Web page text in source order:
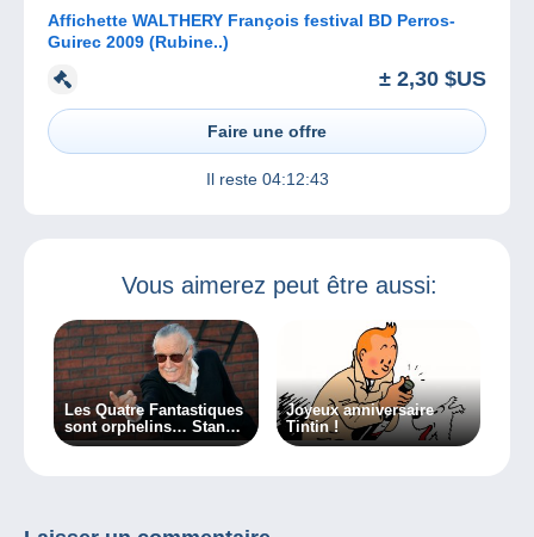
Affichette WALTHERY François festival BD Perros-
Guirec 2009 (Rubine..)
± 2,30 $US
Faire une offre
Il reste 04:12:43
Vous aimerez peut être aussi:
Les Quatre Fantastiques
sont orphelins… Stan
Lee est mort…
Joyeux anniversaire
Tintin !